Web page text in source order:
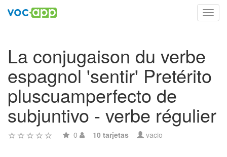
La conjugaison du verbe
espagnol 'sentir' Pretérito
pluscuamperfecto de
subjuntivo - verbe régulier
0 10 tarjetas vacio